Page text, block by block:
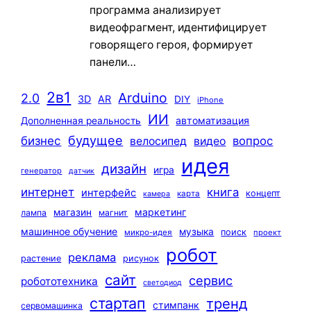
программа анализирует
видеофрагмент, идентифицирует
говорящего героя, формирует
панели…
2.0 2в1 3D AR Arduino DIY iPhone
Дополненная реальность ИИ автоматизация
бизнес будущее велосипед видео вопрос
генератор датчик дизайн игра идея
интернет интерфейс камера карта книга
концепт
лампа
магазин магнит
маркетинг
машинное обучение
микро-идея музыка поиск проект
растение реклама рисунок робот
робототехника сайт светодиод сервис
сервомашинка стартап стимпанк тренд